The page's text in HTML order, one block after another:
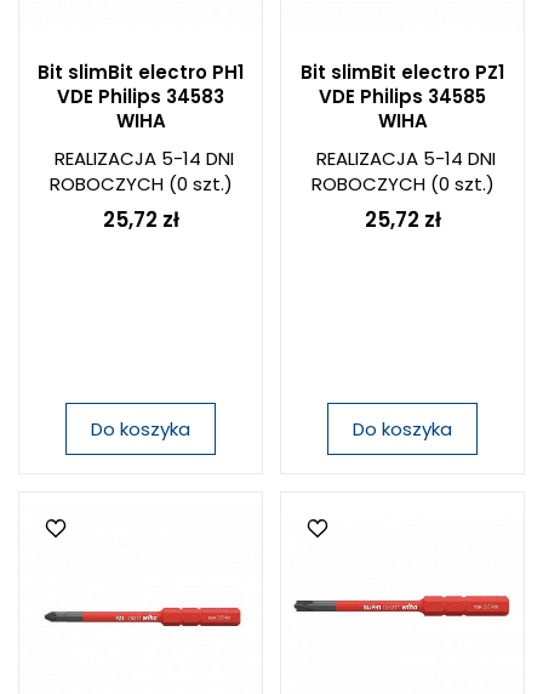
Bit slimBit electro PH1
VDE Philips 34583
WIHA
REALIZACJA 5-14 DNI
ROBOCZYCH(0 szt.)
25,72 zł
Do koszyka
Bit slimBit electro PZ1
VDE Philips 34585
WIHA
REALIZACJA 5-14 DNI
ROBOCZYCH(0 szt.)
25,72 zł
Do koszyka